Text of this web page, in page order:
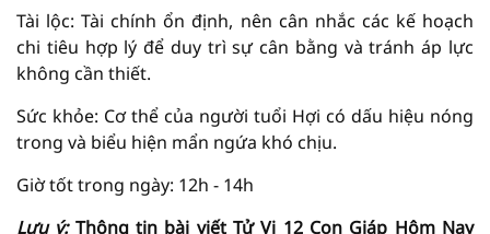
Tài lộc: Tài chính ổn định, nên cân nhắc các kế hoạch
chi tiêu hợp lý để duy trì sự cân bằng và tránh áp lực
không cần thiết.
Sức khỏe: Cơ thể của người tuổi Hợi có dấu hiệu nóng
trong và biểu hiện mẩn ngứa khó chịu.
Giờ tốt trong ngày: 12h - 14h
Lưu ý: Thông tin bài viếtTử Vi 12 Con Giáp Hôm Nay